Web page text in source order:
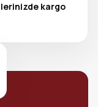
kargo